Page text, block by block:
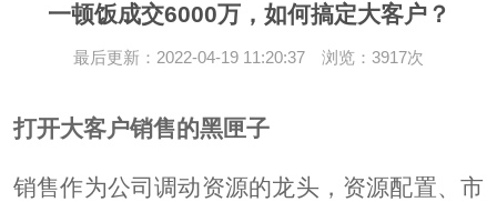
一顿饭成交6000万，如何搞定大客户？
最后更新：2022-04-19 11:20:37 浏览：3917次
打开大客户销售的黑匣子
销售作为公司调动资源的龙头，资源配置、市